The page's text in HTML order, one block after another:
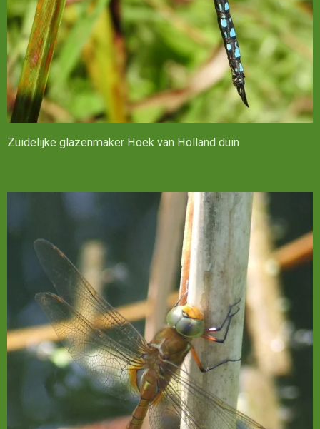
Zuidelijke glazenmaker Hoek van Holland duin